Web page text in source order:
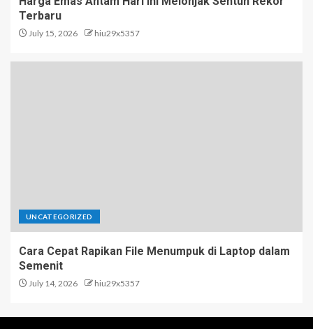
Terbaru
July 15, 2026 hiu29x5357
UNCATEGORIZED
Cara Cepat Rapikan File Menumpuk di Laptop dalam
Semenit
July 14, 2026 hiu29x5357